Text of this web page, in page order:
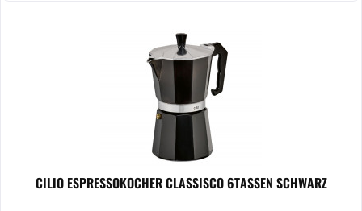
CILIO ESPRESSOKOCHER CLASSISCO 6TASSEN SCHWARZ